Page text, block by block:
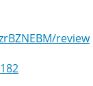
review